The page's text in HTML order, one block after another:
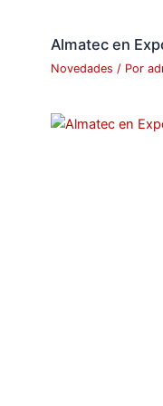
Almatec en
Novedades / Por